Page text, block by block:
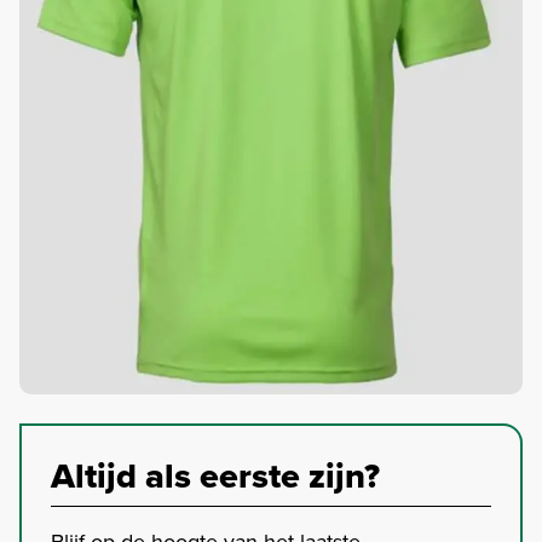
Altijd als eerste zijn?